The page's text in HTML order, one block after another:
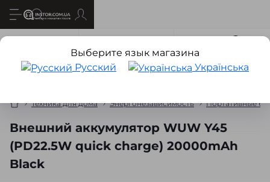
Техника для дома Энергонезависимость Портативные
Выберите язык магазина
Русский
Українська
Внешний аккумулятор WUW Y45
(PD22.5W quick charge) 20000mAh
Black
Все о товаре Характеристики Отзывов